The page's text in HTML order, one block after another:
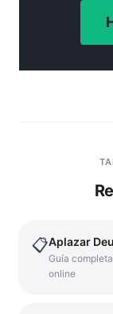
📋Aplazar
Guía
online